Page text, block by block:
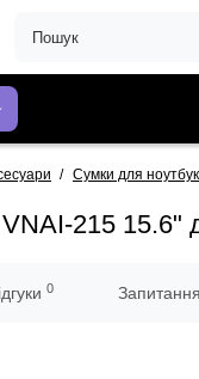
Сумки для
215 15.6"
0 Запитання